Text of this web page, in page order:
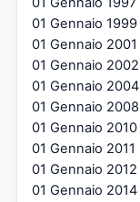
01 Gennaio 1999
01 Gennaio 2001
01 Gennaio
01 Gennaio
01 Gennaio
01 Gennaio 2010
01 Gennaio 2011
01 Gennaio 2012
01 Gennaio 2014